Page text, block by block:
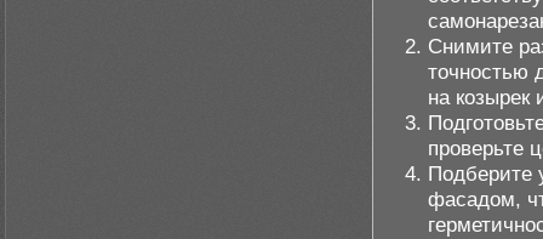
Снимите
точностью
на козырек
проверьте
Подберите
фасадом,